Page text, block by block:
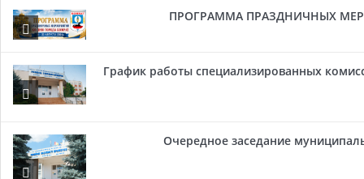
ПРОГРАММА ПРАЗДНИЧНЫХ
График работы специализированных
Очередное заседание